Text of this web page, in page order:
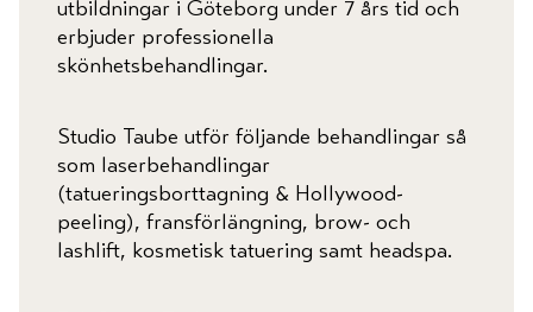
utbildningar i Göteborg under 7 års tid och
erbjuder professionella
skönhetsbehandlingar.
Studio Taube utför följande behandlingar så
som laserbehandlingar
(tatueringsborttagning & Hollywood-
peeling), fransförlängning, brow- och
lashlift, kosmetisk tatuering samt headspa.